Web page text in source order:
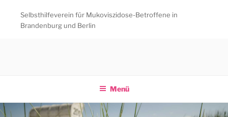
Selbsthilfeverein für Mukoviszidose-Betroffene in
Brandenburg und Berlin
Menü